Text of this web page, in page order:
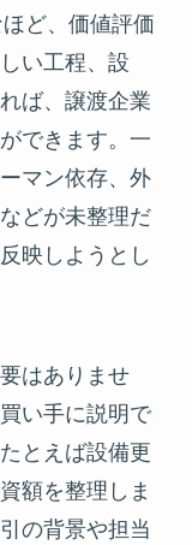
ど、価値評価
い工程、設
ば、譲渡企業
できます。一
マン依存、外
どが未整理だ
映しようとし
はありませ
い手に説明で
とえば設備更
額を整理しま
の背景や担当